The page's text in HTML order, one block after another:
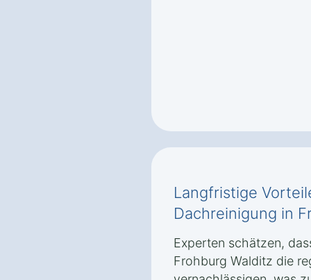
Langfristige
Dachreinigung in
Experten schätzen,
Frohburg Walditz die